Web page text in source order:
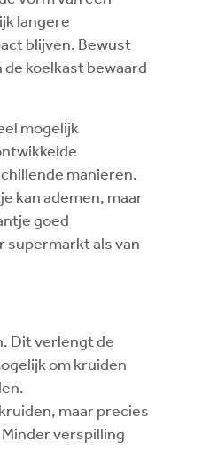
langere
blijven. Bewust
koelkast bewaard
mogelijk
manieren.
kan ademen, maar
goed
supermarkt als van
Dit verlengt de
om kruiden
maar precies
verspilling